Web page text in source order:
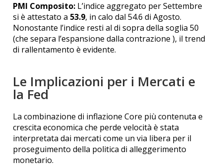
PMI Composito: L’indice aggregato per Settembre
si è attestato a 53.9, in calo dal 54.6 di Agosto.
Nonostante l’indice resti al di sopra della soglia 50
(che separa l’espansione dalla contrazione ), il trend
di rallentamento è evidente.
Le Implicazioni per i Mercati e
la Fed
La combinazione di inflazione Core più contenuta e
crescita economica che perde velocità è stata
interpretata dai mercati come un via libera per il
proseguimento della politica di alleggerimento
monetario.